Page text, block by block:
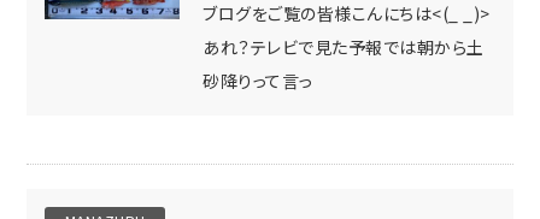
ブログをご覧の皆様こんにちは<(_ _)>
あれ？テレビで見た予報では朝から土
砂降りって言っ